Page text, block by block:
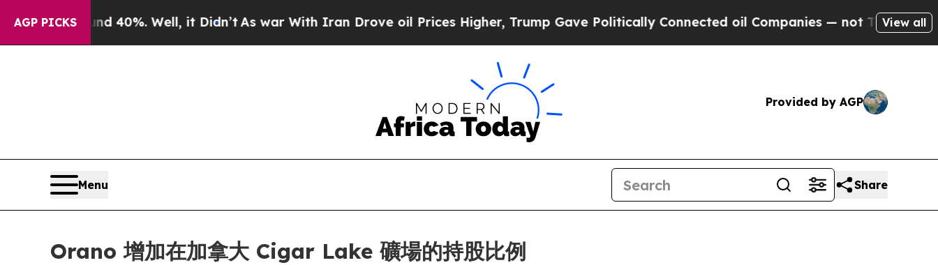
AGP PICKS
Around 40%. Well, it Didn’tAs war With Iran Drove oil Prices Higher, Trump Gave Politically Connected oil Companies — not Taxpayers — the
View all
Provided by AGP
Menu Share
Orano 增加在加拿大 Cigar Lake 礦場的持股比例